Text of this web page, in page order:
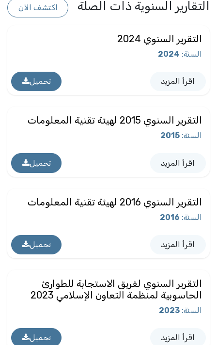
التقارير السنوية ذات الصلة اكتشف الآن
التقرير السنوي 2024
السنة:
2024
اقرأ المزيد تحميل
التقرير السنوي 2015 لهيئة تقنية المعلومات
السنة:
2015
اقرأ المزيد تحميل
التقرير السنوي 2016 لهيئة تقنية المعلومات
السنة:
2016
اقرأ المزيد تحميل
التقرير السنوي لفريق الاستجابة للطوارئ
الحاسوبية لمنظمة التعاون الإسلامي 2023
السنة:
2023
اقرأ المزيد تحميل